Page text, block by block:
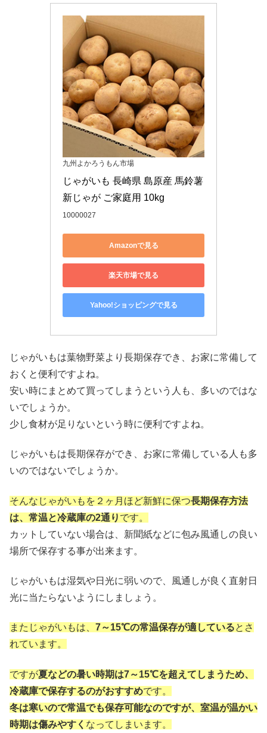
九州よかろうもん市場
じゃがいも 長崎県 島原産 馬鈴薯
新じゃが ご家庭用 10kg
10000027
Amazonで見る
楽天市場で見る
Yahoo!ショッピングで見る
じゃがいもは葉物野菜より長期保存でき、お家に常備して
おくと便利ですよね。
安い時にまとめて買ってしまうという人も、多いのではな
いでしょうか。
少し食材が足りないという時に便利ですよね。
じゃがいもは長期保存ができ、お家に常備している人も多
いのではないでしょうか。
そんなじゃがいもを２ヶ月ほど新鮮に保つ長期保存方法
は、常温と冷蔵庫の2通り です。
カットしていない場合は、新聞紙などに包み風通しの良い
場所で保存する事が出来ます。
じゃがいもは湿気や日光に弱いので、風通しが良く直射日
光に当たらないようにしましょう。
またじゃがいもは、 7～15℃の常温保存が適しているとさ
れています。
ですが夏などの暑い時期は7～15℃を超えてしまうため、
冷蔵庫で保存するのがおすすめです。
冬は寒いので常温でも保存可能なのですが、室温が温かい
時期は傷みやすく なってしまいます。